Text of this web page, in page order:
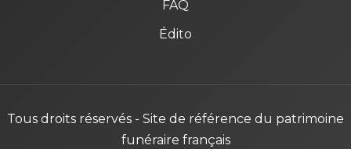
FAQ
Édito
Tous droits réservés - Site de référence du patrimoine
funéraire français